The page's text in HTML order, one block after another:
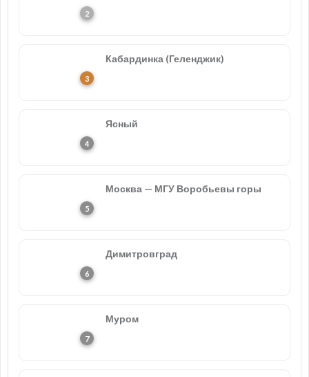
Кабардинка (Геленджик)
Ясный
Москва — МГУ Воробьевы горы
Димитровград
Муром